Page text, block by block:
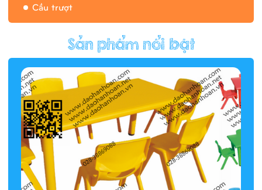
Cầu trượt
Hàng rào/nhà banh 9H5412